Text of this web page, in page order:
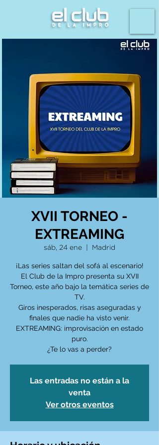
XVII TORNEO -
EXTREAMING
sáb, 24 ene Madrid
¡Las series saltan del sofá al escenario!
El Club de la Impro presenta su XVII
Torneo, este año bajo la temática series de
TV.
Giros inesperados, risas aseguradas y
finales que nadie ha visto venir.
EXTREAMING: improvisación en estado
puro.
¿Te lo vas a perder?
Las entradas no están a la
venta
Ver otros eventos